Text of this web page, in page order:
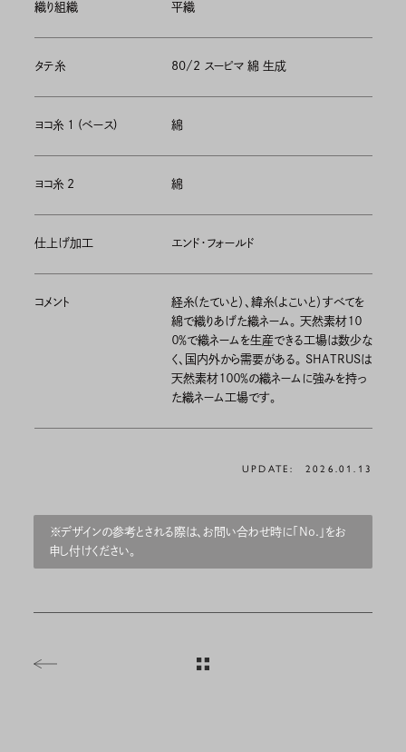
織り組織 平織
タテ糸 80/2 スーピマ 綿 生成
ヨコ糸 1 (ベース) 綿
ヨコ糸 2 綿
仕上げ加工 エンド・フォールド
コメント
経糸(たていと）、緯糸(よこいと）すべてを
綿で織りあげた織ネーム。 天然素材１０
０％で織ネームを生産できる工場は数少な
く、国内外から需要がある。 SHATRUSは
天然素材１００％の織ネームに強みを持っ
た織ネーム工場です。
UPDATE: 2026.01.13
※デザインの参考とされる際は、お問い合わせ時に「No.」をお
申し付けください。